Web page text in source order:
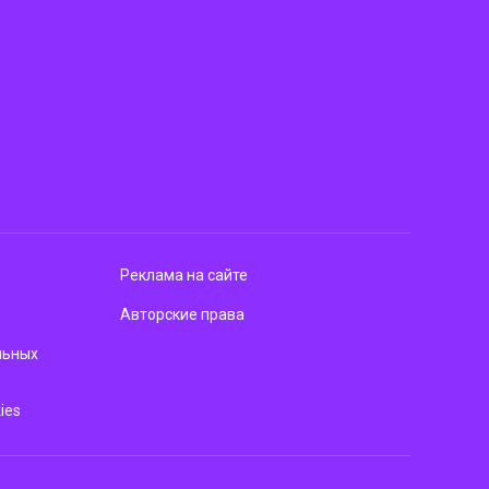
Реклама на сайте
Авторские права